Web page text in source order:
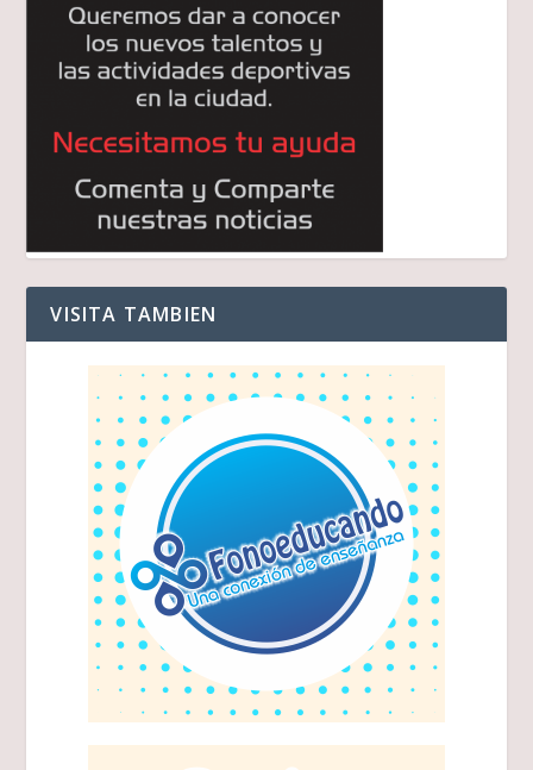
VISITA TAMBIEN